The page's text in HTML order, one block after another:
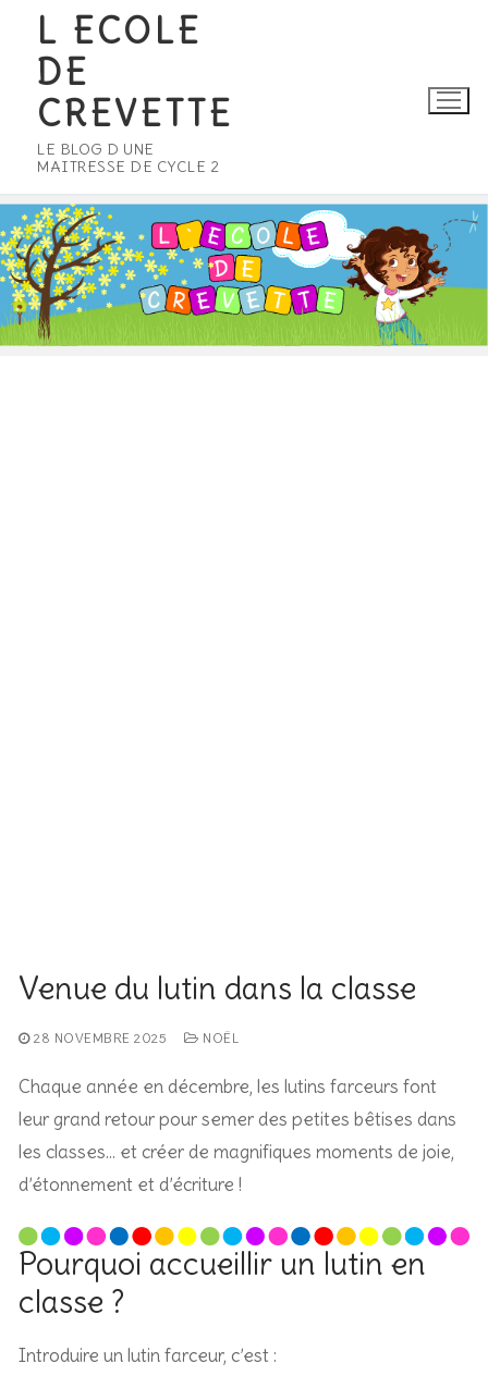
contenu
L ECOLE
DE
CREVETTE
LE BLOG D UNE
MAITRESSE DE CYCLE 2
Venue du lutin dans la classe
28 NOVEMBRE 2025 NOËL
Chaque année en décembre, les lutins farceurs font
leur grand retour pour semer des petites bêtises dans
les classes… et créer de magnifiques moments de joie,
d’étonnement et d’écriture !
Pourquoi accueillir un lutin en
classe ?
Introduire un lutin farceur, c’est :